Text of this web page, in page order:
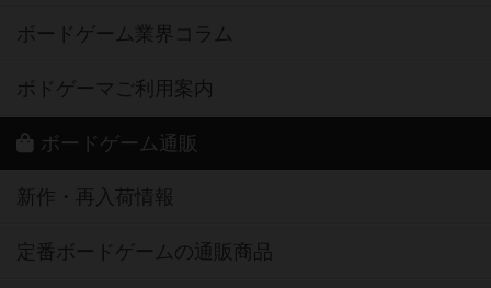
ボードゲーム業界コラム
ボドゲーマご利用案内
ボードゲーム通販
新作・再入荷情報
定番ボードゲームの通販商品